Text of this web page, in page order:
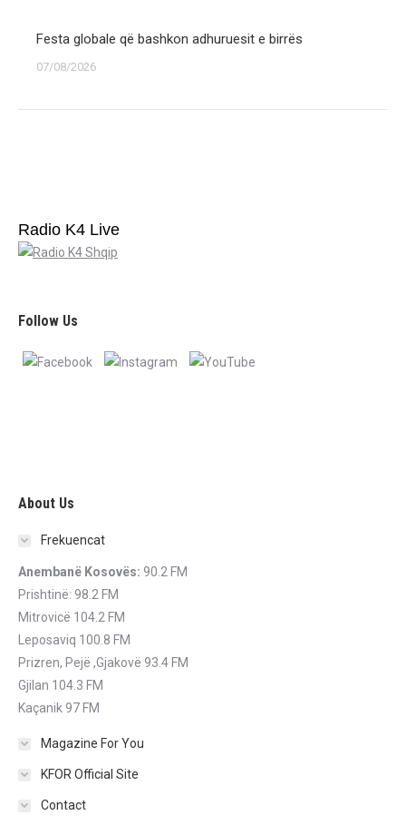
Festa globale që bashkon adhuruesit e birrës
07/08/2026
Radio K4 Live
Follow Us
About Us
Frekuencat
Anembanë Kosovës: 90.2 FM
Prishtinë: 98.2 FM
Mitrovicë 104.2 FM
Leposaviq 100.8 FM
Prizren, Pejë ,Gjakovë 93.4 FM
Gjilan 104.3 FM
Kaçanik 97 FM
Magazine For You
KFOR Official Site
Contact